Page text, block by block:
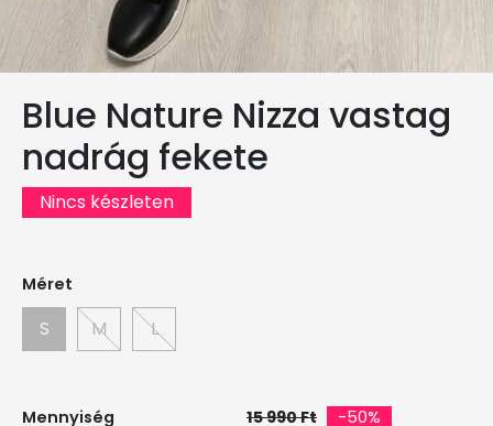
Blue Nature Nizza vastag
nadrág fekete
Nincs készleten
Méret
S M L
Mennyiség 15 990 Ft -50%